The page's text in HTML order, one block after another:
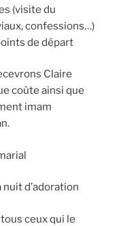
(visite du
confessions…)
de départ
Claire
coûte ainsi que
imam
d’adoration
ceux qui le